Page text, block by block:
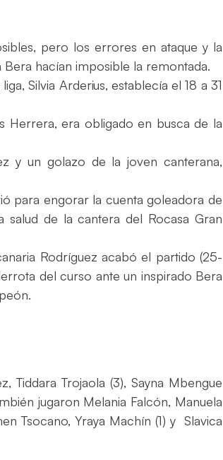
pero los errores en ataque y la
hacían imposible la remontada.
Silvia Arderius, establecía el 18 a 31
Herrera, era obligado en busca de la
y un golazo de la joven canterana,
para engorar la cuenta goleadora de
de la cantera del Rocasa Gran
Rodríguez acabó el partido (25-
del curso ante un inspirado Bera
Tiddara Trojaola (3), Sayna Mbengue
jugaron Melania Falcón, Manuela
Tsocano, Yraya Machín (1) y Slavica